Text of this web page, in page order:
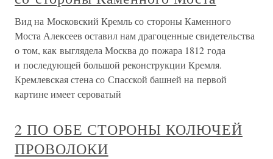
Вид на Московский Кремль со стороны Каменного
Моста Алексеев оставил нам драгоценные свидетельства
о том, как выглядела Москва до пожара 1812 года
и последующей большой реконструкции Кремля.
Кремлевская стена со Спасской башней на первой
картине имеет сероватый
2 ПО ОБЕ СТОРОНЫ КОЛЮЧЕЙ
ПРОВОЛОКИ